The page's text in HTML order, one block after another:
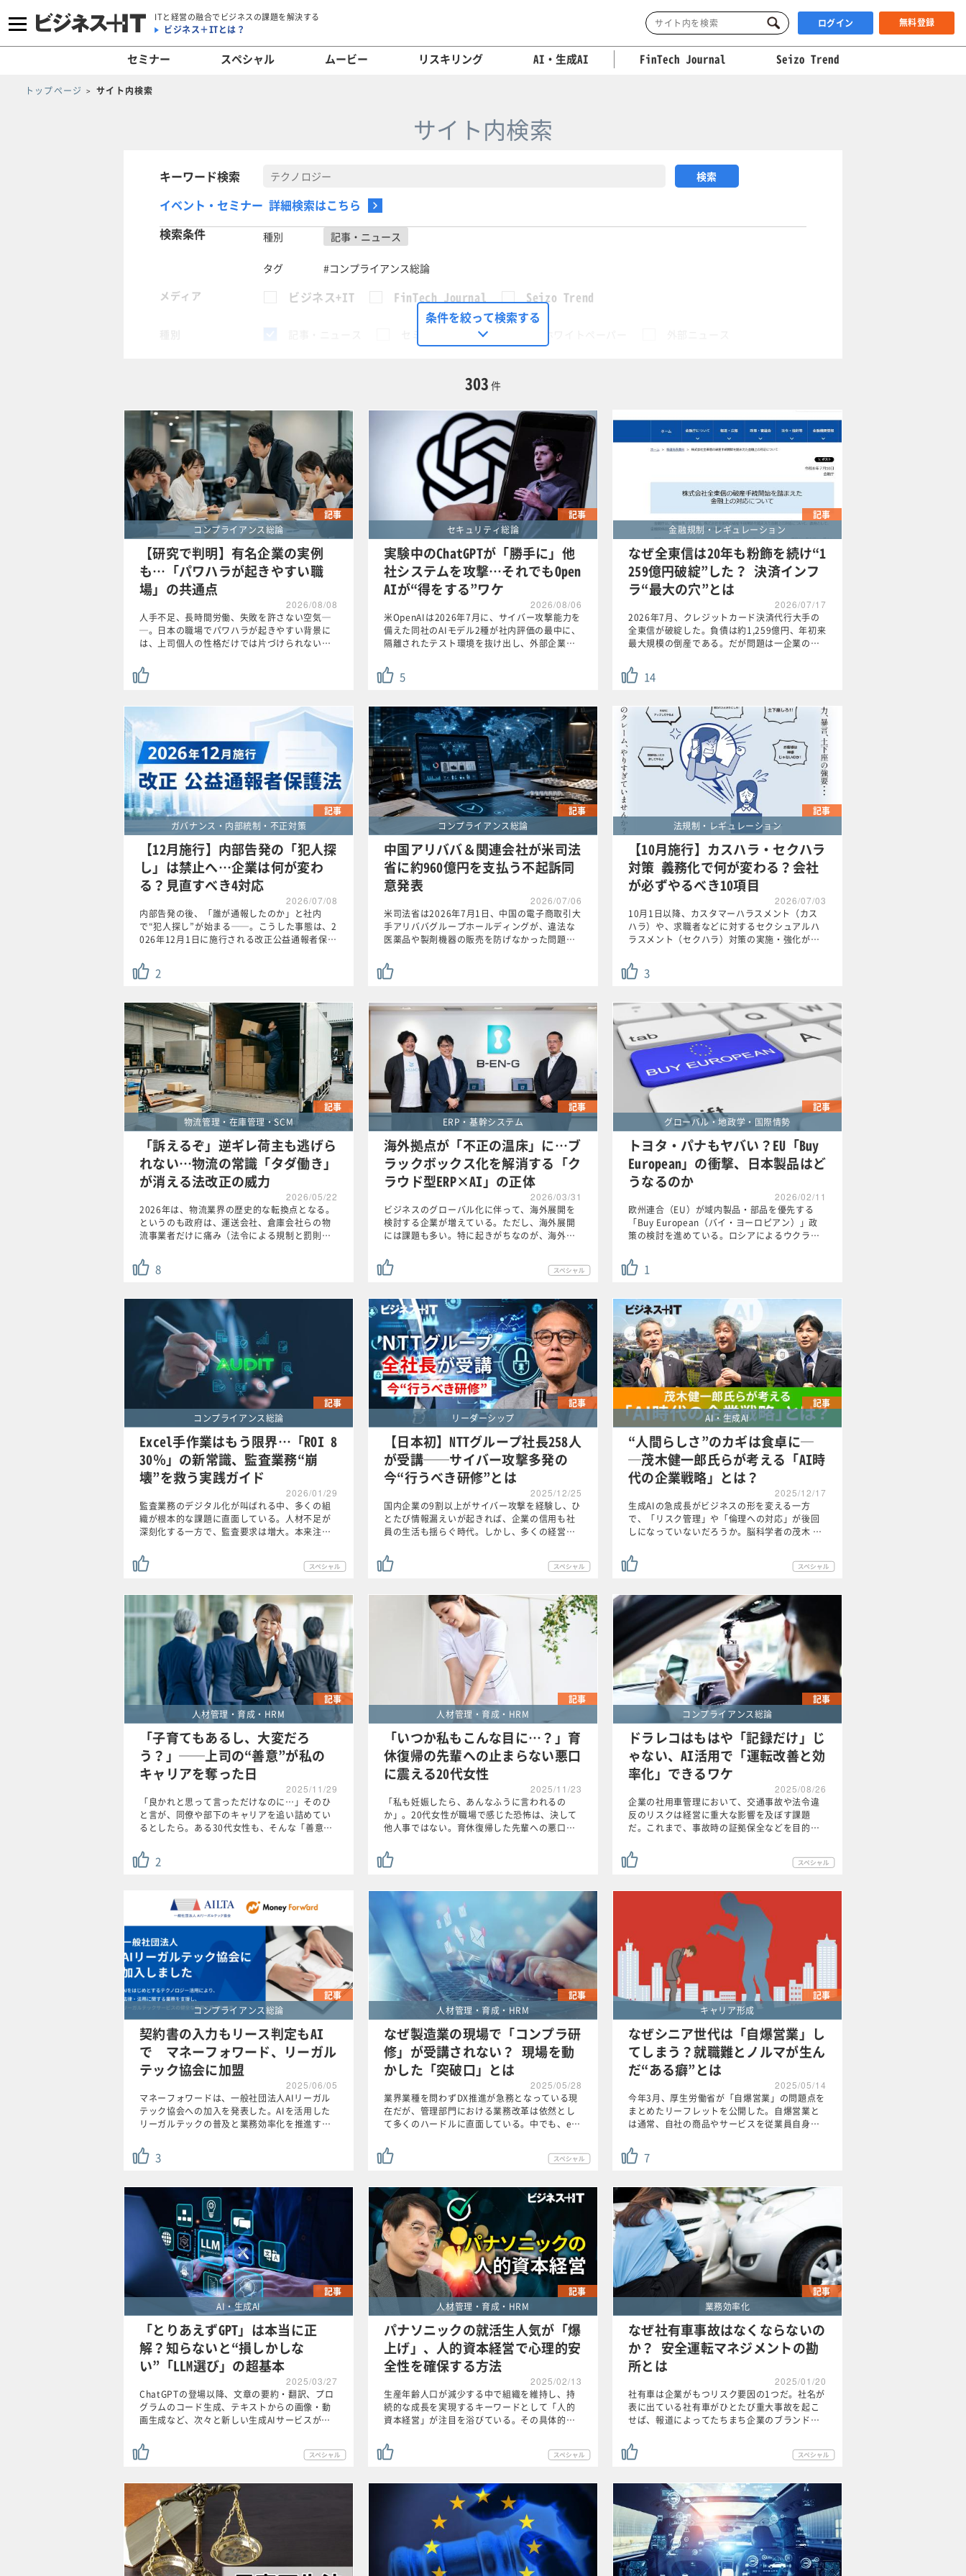
ITと経営の融合でビジネスの課題を解決する
ビジネス＋ITとは？ ログイン 無料登録
セミナー スペシャル ムービー リスキリング AI・生成AI FinTech Journal Seizo Trend
トップページ サイト内検索
サイト内検索
キーワード検索
イベント・セミナー 詳細検索はこちら
検索条件
種別 記事・ニュース
タグ
#コンプライアンス総論
メディア
ビジネス+IT FinTech Journal Seizo Trend
動画
タグ
コンプライアンス総論
クリア この条件で検索する
条件を絞って検索する
303 件
記事
コンプライアンス総論
【研究で判明】有名企業の実例
も…「パワハラが起きやすい職
場」の共通点
2026/08/08
人手不足、長時間労働、失敗を許さない空気─
─。日本の職場でパワハラが起きやすい背景に
は、上司個人の性格だけでは片づけられない…
記事
セキュリティ総論
実験中のChatGPTが「勝手に」他
社システムを攻撃…それでもOpen
AIが“得をする”ワケ
2026/08/06
5
米OpenAIは2026年7月に、サイバー攻撃能力を
備えた同社のAIモデル2種が社内評価の最中に、
隔離されたテスト環境を抜け出し、外部企業…
記事
金融規制・レギュレーション
なぜ全東信は20年も粉飾を続け“1
259億円破綻”した？ 決済インフ
ラ“最大の穴”とは
2026/07/17
14
2026年7月、クレジットカード決済代行大手の
全東信が破綻した。負債は約1,259億円、年初来
最大規模の倒産である。だが問題は一企業の…
記事
ガバナンス・内部統制・不正対策
【12月施行】内部告発の「犯人探
し」は禁止へ…企業は何が変わ
る？見直すべき4対応
2026/07/08
2
内部告発の後、「誰が通報したのか」と社内
で“犯人探し”が始まる──。こうした事態は、2
026年12月1日に施行される改正公益通報者保…
記事
コンプライアンス総論
中国アリババ＆関連会社が米司法
省に約960億円を支払う不起訴同
意発表
2026/07/06
米司法省は2026年7月1日、中国の電子商取引大
手アリババグループホールディングが、違法な
医薬品や製剤機器の販売を防げなかった問題…
記事
法規制・レギュレーション
【10月施行】カスハラ・セクハラ
対策 義務化で何が変わる？会社
が必ずやるべき10項目
2026/07/03
3
10月1日以降、カスタマーハラスメント（カス
ハラ）や、求職者などに対するセクシュアルハ
ラスメント（セクハラ）対策の実施・強化が…
記事
物流管理・在庫管理・SCM
「訴えるぞ」逆ギレ荷主も逃げら
れない…物流の常識「タダ働き」
が消える法改正の威力
2026/05/22
8
2026年は、物流業界の歴史的な転換点となる。
というのも政府は、運送会社、倉庫会社らの物
流事業者だけに痛み（法令による規制と罰則…
記事
ERP・基幹システム
海外拠点が「不正の温床」に…ブ
ラックボックス化を解消する「ク
ラウド型ERP×AI」の正体
2026/03/31
ビジネスのグローバル化に伴って、海外展開を
検討する企業が増えている。ただし、海外展開
には課題も多い。特に起きがちなのが、海外…
記事
グローバル・地政学・国際情勢
トヨタ・パナもヤバい？EU「Buy
European」の衝撃、日本製品はど
うなるのか
2026/02/11
1
欧州連合（EU）が域内製品・部品を優先する
「Buy European（バイ・ヨーロピアン）」政
策の検討を進めている。ロシアによるウクラ…
記事
コンプライアンス総論
Excel手作業はもう限界…「ROI 8
30％」の新常識、監査業務“崩
壊”を救う実践ガイド
2026/01/29
監査業務のデジタル化が叫ばれる中、多くの組
織が根本的な課題に直面している。人材不足が
深刻化する一方で、監査要求は増大。本来注…
記事
リーダーシップ
【日本初】NTTグループ社長258人
が受講──サイバー攻撃多発の
今“行うべき研修”とは
2025/12/25
国内企業の9割以上がサイバー攻撃を経験し、ひ
とたび情報漏えいが起きれば、企業の信用も社
員の生活も揺らぐ時代。しかし、多くの経営…
記事
AI・生成AI
“人間らしさ”のカギは食卓に─
─茂木健一郎氏らが考える「AI時
代の企業戦略」とは？
2025/12/17
生成AIの急成長がビジネスの形を変える一方
で、「リスク管理」や「倫理への対応」が後回
しになっていないだろうか。脳科学者の茂木 …
記事
人材管理・育成・HRM
「子育てもあるし、大変だろ
う？」──上司の“善意”が私の
キャリアを奪った日
2025/11/29
2
「良かれと思って言っただけなのに…」そのひ
と言が、同僚や部下のキャリアを追い詰めてい
るとしたら。ある30代女性も、そんな「善意…
記事
人材管理・育成・HRM
「いつか私もこんな目に…？」育
休復帰の先輩への止まらない悪口
に震える20代女性
2025/11/23
「私も妊娠したら、あんなふうに言われるの
か」。20代女性が職場で感じた恐怖は、決して
他人事ではない。育休復帰した先輩への悪口…
記事
コンプライアンス総論
ドラレコはもはや「記録だけ」じ
ゃない、AI活用で「運転改善と効
率化」できるワケ
2025/08/26
企業の社用車管理において、交通事故や法令違
反のリスクは経営に重大な影響を及ぼす課題
だ。これまで、事故時の証拠保全などを目的…
記事
コンプライアンス総論
契約書の入力もリース判定もAI
で マネーフォワード、リーガル
テック協会に加盟
2025/06/05
3
マネーフォワードは、一般社団法人AIリーガル
テック協会への加入を発表した。AIを活用した
リーガルテックの普及と業務効率化を推進す…
記事
人材管理・育成・HRM
なぜ製造業の現場で「コンプラ研
修」が受講されない？ 現場を動
かした「突破口」とは
2025/05/28
業界業種を問わずDX推進が急務となっている現
在だが、管理部門における業務改革は依然とし
て多くのハードルに直面している。中でも、e…
記事
キャリア形成
なぜシニア世代は「自爆営業」し
てしまう？就職難とノルマが生ん
だ“ある癖”とは
2025/05/14
7
今年3月、厚生労働省が「自爆営業」の問題点を
まとめたリーフレットを公開した。自爆営業と
は通常、自社の商品やサービスを従業員自身…
記事
AI・生成AI
「とりあえずGPT」は本当に正
解？知らないと“損しかしな
い”「LLM選び」の超基本
2025/03/27
ChatGPTの登場以降、文章の要約・翻訳、プロ
グラムのコード生成、テキストからの画像・動
画生成など、次々と新しい生成AIサービスが…
記事
人材管理・育成・HRM
パナソニックの就活生人気が「爆
上げ」、人的資本経営で心理的安
全性を確保する方法
2025/02/13
生産年齢人口が減少する中で組織を維持し、持
続的な成長を実現するキーワードとして「人的
資本経営」が注目を浴びている。その具体的…
記事
業務効率化
なぜ社有車事故はなくならないの
か？ 安全運転マネジメントの勘
所とは
2025/01/20
社有車は企業がもつリスク要因の1つだ。社名が
表に出ている社有車がひとたび重大事故を起こ
せば、報道によってたちまち企業のブランド…